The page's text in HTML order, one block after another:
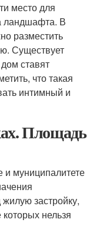
место для
ландшафта. В
разместить
Существует
ставят
что такая
интимный и
Площадь
и муниципалитете
застройку,
нельзя